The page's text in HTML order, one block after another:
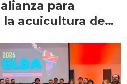
para
la acuicultura de